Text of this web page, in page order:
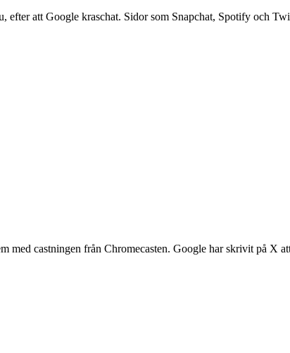
efter att Google kraschat. Sidor som Snapchat, Spotify och
med castningen från Chromecasten. Google har skrivit på X